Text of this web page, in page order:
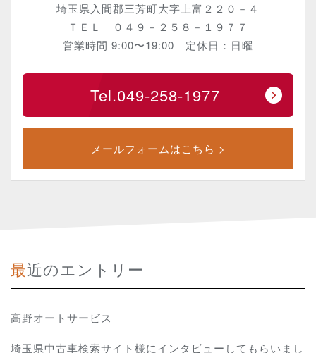
埼玉県入間郡三芳町大字上富２２０－４
ＴＥＬ ０４９－２５８－１９７７
営業時間 9:00〜19:00 定休日：日曜
Tel.049-258-1977
メールフォームはこちら >
最近のエントリー
高野オートサービス
埼玉県中古車検索サイト様にインタビューしてもらいまし